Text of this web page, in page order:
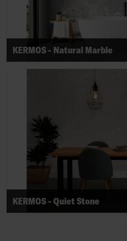
KERMOS - Natural Marble
KERMOS - Quiet Stone